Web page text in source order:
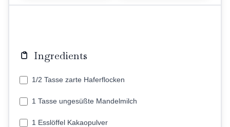
Ingredients
1/2 Tasse zarte Haferflocken
1 Tasse ungesüßte Mandelmilch
1 Esslöffel Kakaopulver